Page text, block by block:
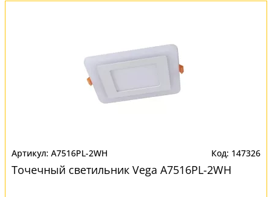
A7516PL-2WH 147326
Точечный светильник Vega A7516PL-2WH